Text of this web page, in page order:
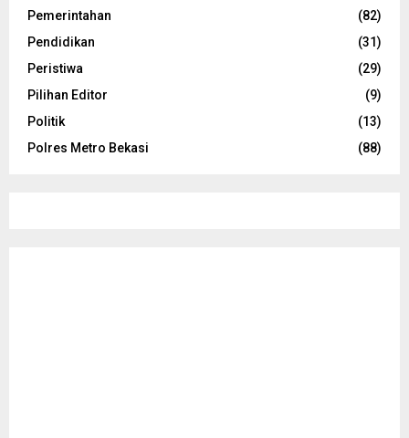
Pemerintahan
(82)
Pendidikan
(31)
Peristiwa
(29)
Pilihan Editor
(9)
Politik
(13)
Polres Metro Bekasi
(88)